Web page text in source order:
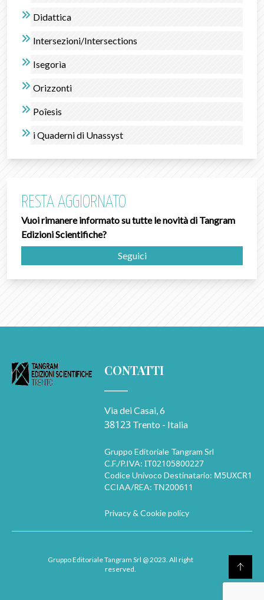
Didattica
Intersezioni/Intersections
Isegorìa
Orizzonti
Poîesis
i Quaderni di Unassyst
RESTA AGGIORNATO
Vuoi rimanere informato su tutte le novità di Tangram
Edizioni Scientifiche?
Seguici
CONTATTI
Via dei Casai, 6
38123 Trento - Italia
Gruppo Editoriale Tangram Srl
C.F./P.IVA: IT02105800227
Codice Univoco Destinatario: M5UXCR1
CCIAA/REA: TN200611
Privacy & Cookie policy
Gruppo Editoriale Tangram Srl @ 2023. All right
reserved.